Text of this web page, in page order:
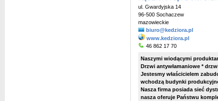
ul. Gwardyjska 14
96-500 Sochaczew
mazowieckie
biuro@kedziora.pl
www.kedziora.pl
46 862 17 70
Naszymi wiodącymi
Drzwi antywłamaniowe *
Jestesmy właścicielem
wchodzą budynki
Nasza firma posiada sieć
nasza oferuje Państwu